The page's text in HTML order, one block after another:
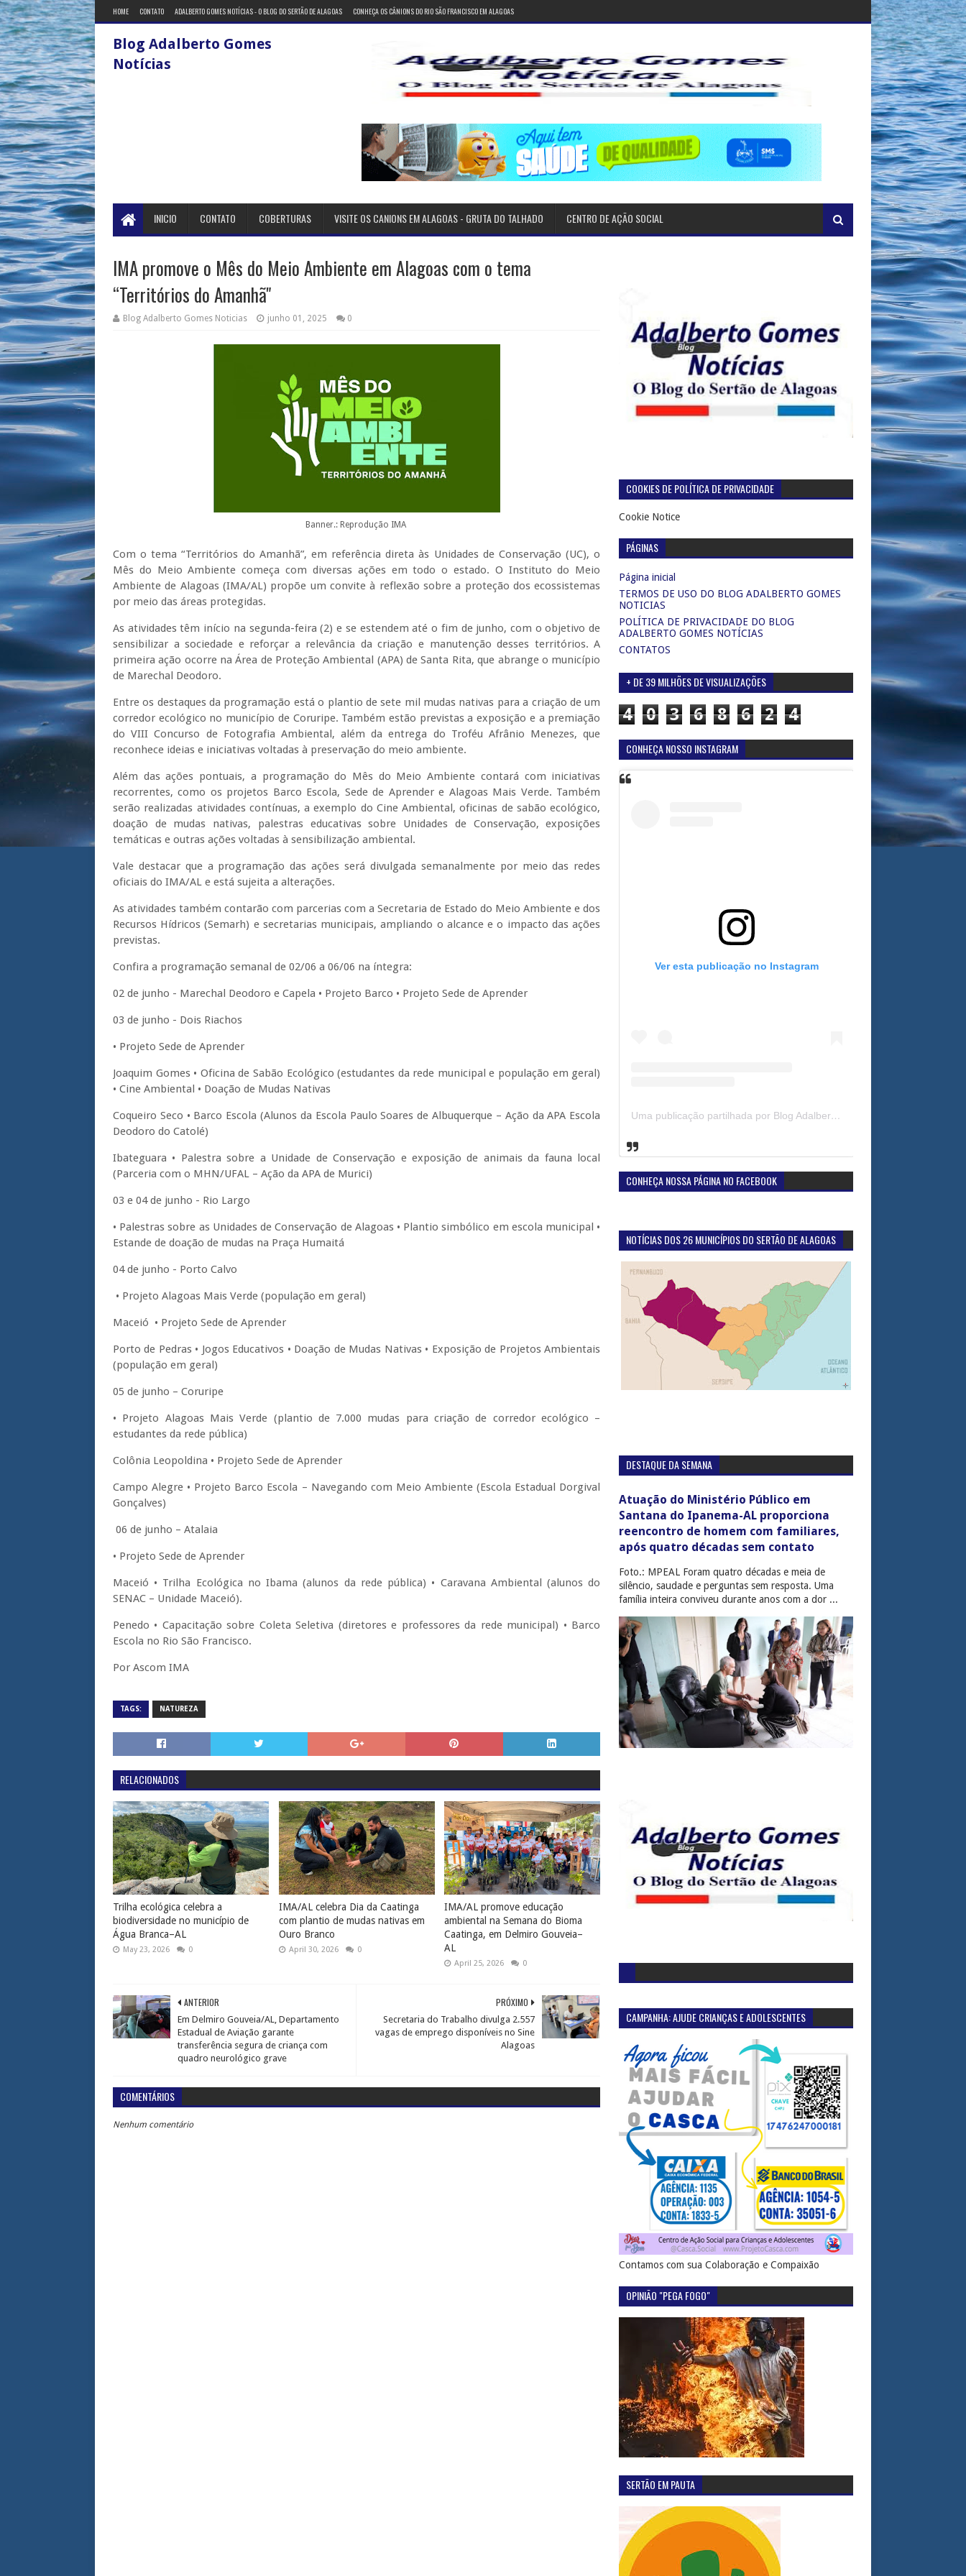
HOME CONTATO ADALBERTO GOMES NOTÍCIAS - O BLOG DO SERTÃO DE ALAGOAS CONHEÇA OS CÂNIONS DO RIO SÃO FRANCISCO EM ALAGOAS
Blog Adalberto Gomes
Notícias
INICIO CONTATO COBERTURAS VISITE OS CANIONS EM ALAGOAS - GRUTA DO TALHADO CENTRO DE AÇÃO SOCIAL
IMA promove o Mês do Meio Ambiente em Alagoas com o tema
“Territórios do Amanhã"
Blog Adalberto Gomes Noticias junho 01, 2025 0
Banner.: Reprodução IMA
Com o tema “Territórios do Amanhã”, em referência direta às Unidades de Conservação (UC), o
Mês do Meio Ambiente começa com diversas ações em todo o estado. O Instituto do Meio
Ambiente de Alagoas (IMA/AL) propõe um convite à reflexão sobre a proteção dos ecossistemas
por meio das áreas protegidas.
As atividades têm início na segunda-feira (2) e se estendem até o fim de junho, com o objetivo de
sensibilizar a sociedade e reforçar a relevância da criação e manutenção desses territórios. A
primeira ação ocorre na Área de Proteção Ambiental (APA) de Santa Rita, que abrange o município
de Marechal Deodoro.
Entre os destaques da programação está o plantio de sete mil mudas nativas para a criação de um
corredor ecológico no município de Coruripe. Também estão previstas a exposição e a premiação
do VIII Concurso de Fotografia Ambiental, além da entrega do Troféu Afrânio Menezes, que
reconhece ideias e iniciativas voltadas à preservação do meio ambiente.
Além das ações pontuais, a programação do Mês do Meio Ambiente contará com iniciativas
recorrentes, como os projetos Barco Escola, Sede de Aprender e Alagoas Mais Verde. Também
serão realizadas atividades contínuas, a exemplo do Cine Ambiental, oficinas de sabão ecológico,
doação de mudas nativas, palestras educativas sobre Unidades de Conservação, exposições
temáticas e outras ações voltadas à sensibilização ambiental.
Vale destacar que a programação das ações será divulgada semanalmente por meio das redes
oficiais do IMA/AL e está sujeita a alterações.
As atividades também contarão com parcerias com a Secretaria de Estado do Meio Ambiente e dos
Recursos Hídricos (Semarh) e secretarias municipais, ampliando o alcance e o impacto das ações
previstas.
Confira a programação semanal de 02/06 a 06/06 na íntegra:
02 de junho - Marechal Deodoro e Capela • Projeto Barco • Projeto Sede de Aprender
03 de junho - Dois Riachos
• Projeto Sede de Aprender
Joaquim Gomes • Oficina de Sabão Ecológico (estudantes da rede municipal e população em geral)
• Cine Ambiental • Doação de Mudas Nativas
Coqueiro Seco • Barco Escola (Alunos da Escola Paulo Soares de Albuquerque – Ação da APA Escola
Deodoro do Catolé)
Ibateguara • Palestra sobre a Unidade de Conservação e exposição de animais da fauna local
(Parceria com o MHN/UFAL – Ação da APA de Murici)
03 e 04 de junho - Rio Largo
• Palestras sobre as Unidades de Conservação de Alagoas • Plantio simbólico em escola municipal •
Estande de doação de mudas na Praça Humaitá
04 de junho - Porto Calvo
• Projeto Alagoas Mais Verde (população em geral)
Maceió • Projeto Sede de Aprender
Porto de Pedras • Jogos Educativos • Doação de Mudas Nativas • Exposição de Projetos Ambientais
(população em geral)
05 de junho – Coruripe
• Projeto Alagoas Mais Verde (plantio de 7.000 mudas para criação de corredor ecológico –
estudantes da rede pública)
Colônia Leopoldina • Projeto Sede de Aprender
Campo Alegre • Projeto Barco Escola – Navegando com Meio Ambiente (Escola Estadual Dorgival
Gonçalves)
06 de junho – Atalaia
• Projeto Sede de Aprender
Maceió • Trilha Ecológica no Ibama (alunos da rede pública) • Caravana Ambiental (alunos do
SENAC – Unidade Maceió).
Penedo • Capacitação sobre Coleta Seletiva (diretores e professores da rede municipal) • Barco
Escola no Rio São Francisco.
Por Ascom IMA
TAGS: NATUREZA
RELACIONADOS
Trilha ecológica celebra a
biodiversidade no município de
Água Branca–AL
May 23, 2026 0
IMA/AL celebra Dia da Caatinga
com plantio de mudas nativas em
Ouro Branco
April 30, 2026 0
IMA/AL promove educação
ambiental na Semana do Bioma
Caatinga, em Delmiro Gouveia–
AL
April 25, 2026 0
PRÓXIMO
Secretaria do Trabalho divulga 2.557
vagas de emprego disponíveis no Sine
Alagoas
ANTERIOR
Em Delmiro Gouveia/AL, Departamento
Estadual de Aviação garante
transferência segura de criança com
quadro neurológico grave
COMENTÁRIOS
Nenhum comentário
COOKIES DE POLÍTICA DE PRIVACIDADE
Cookie Notice
PÁGINAS
Página inicial
TERMOS DE USO DO BLOG ADALBERTO GOMES
NOTICIAS
POLÍTICA DE PRIVACIDADE DO BLOG
ADALBERTO GOMES NOTÍCIAS
CONTATOS
+ DE 39 MILHÕES DE VISUALIZAÇÕES
4 0 3 6 8 6 2 4
CONHEÇA NOSSO INSTAGRAM
Ver esta publicação no Instagram
Uma publicação partilhada por Blog Adalberto Gomes Noticias (@blogadalbertogomesnoticiass)
CONHEÇA NOSSA PÁGINA NO FACEBOOK
NOTÍCIAS DOS 26 MUNICÍPIOS DO SERTÃO DE ALAGOAS
DESTAQUE DA SEMANA
Atuação do Ministério Público em
Santana do Ipanema-AL proporciona
reencontro de homem com familiares,
após quatro décadas sem contato
Foto.: MPEAL Foram quatro décadas e meia de
silêncio, saudade e perguntas sem resposta. Uma
família inteira conviveu durante anos com a dor ...
CAMPANHA: AJUDE CRIANÇAS E ADOLESCENTES
Contamos com sua Colaboração e Compaixão
OPINIÃO "PEGA FOGO"
SERTÃO EM PAUTA